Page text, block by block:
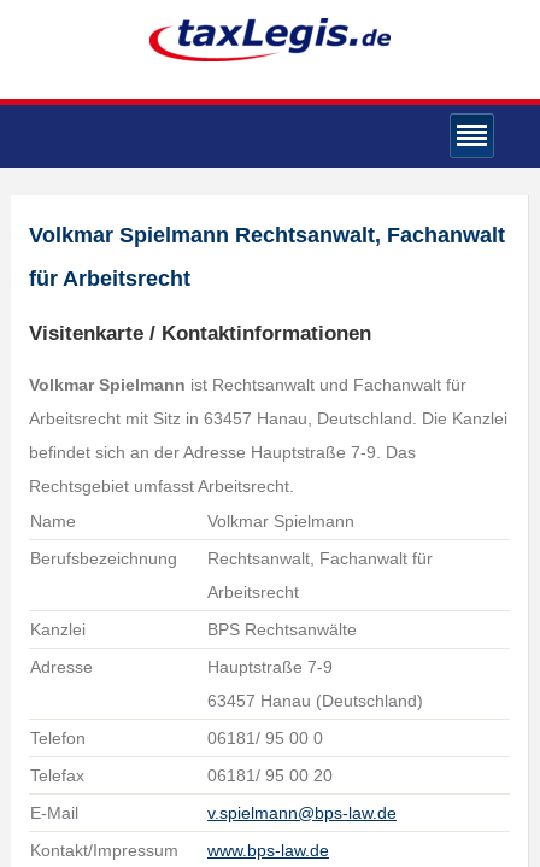
Volkmar Spielmann Rechtsanwalt, Fachanwalt
für Arbeitsrecht
Visitenkarte / Kontaktinformationen
Volkmar Spielmann ist Rechtsanwalt und Fachanwalt für
Arbeitsrecht mit Sitz in 63457 Hanau, Deutschland. Die Kanzlei
befindet sich an der Adresse Hauptstraße 7-9. Das
Rechtsgebiet umfasst Arbeitsrecht.
Name
Volkmar Spielmann
Berufsbezeichnung
Rechtsanwalt, Fachanwalt für
Arbeitsrecht
Kanzlei
BPS Rechtsanwälte
Adresse
Hauptstraße 7-9
63457 Hanau (Deutschland)
Telefon
06181/ 95 00 0
Telefax
06181/ 95 00 20
E-Mail
v.spielmann@bps-law.de
Kontakt/Impressum
www.bps-law.de